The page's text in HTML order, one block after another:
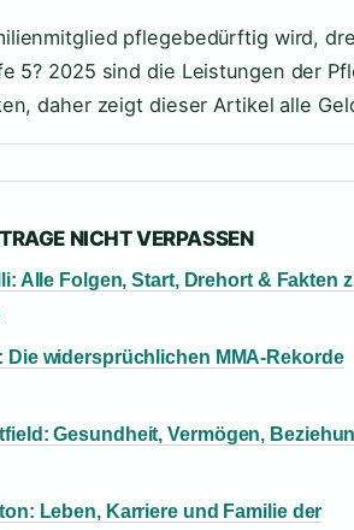
pflegebedürftig wird,
5? 2025 sind die Leistungen der
daher zeigt dieser Artikel alle
NICHT VERPASSEN
Alle Folgen, Start, Drehort & Fakten
Die widersprüchlichen MMA-Rekorde
Gesundheit, Vermögen,
Leben, Karriere und Familie der